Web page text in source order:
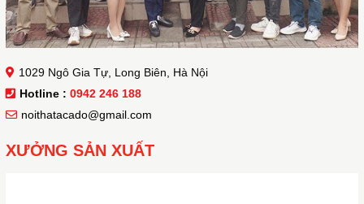
1029 Ngô Gia Tự, Long Biên, Hà Nội
Hotline : 0942 246 188
noithatacado@gmail.com
XƯỞNG SẢN XUẤT